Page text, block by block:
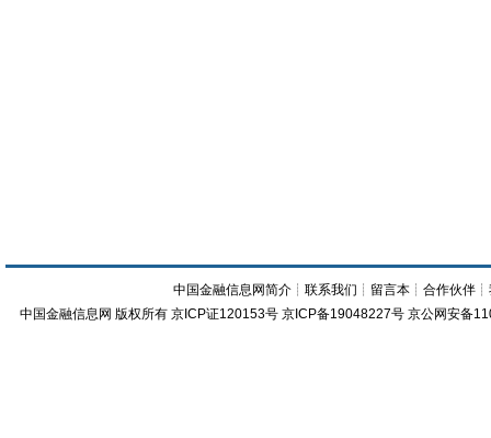
中国金融信息网简介 ┊联系我们 ┊ 留言本 ┊合作伙伴 ┊
中国金融信息网 版权所有 京ICP证120153号 京ICP备19048227号 京公网安备